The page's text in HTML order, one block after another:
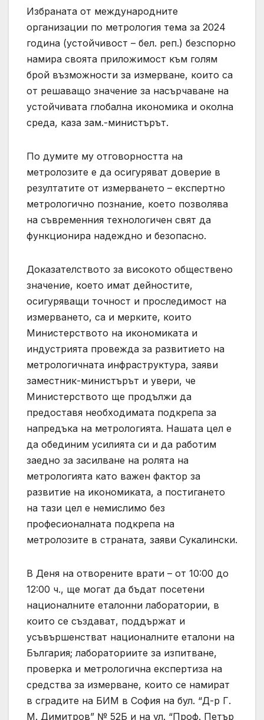
Избраната от международните
организации по метрология тема за 2024
година (устойчивост – бел. реп.) безспорно
намира своята приложимост към голям
брой възможности за измерване, които са
от решаващо значение за насърчаване на
устойчивата глобална икономика и околна
среда, каза зам.-министърът.
По думите му отговорността на
метролозите е да осигуряват доверие в
резултатите от измерването – експертно
метрологично познание, което позволява
на съвременния технологичен свят да
функционира надеждно и безопасно.
Доказателството за високото обществено
значение, което имат дейностите,
осигуряващи точност и проследимост на
измерването, са и мерките, които
Министерството на икономиката и
индустрията провежда за развитието на
метрологичната инфраструктура, заяви
заместник-министърът и увери, че
Министерството ще продължи да
предоставя необходимата подкрепа за
напредъка на метрологията. Нашата цeл е
да обединим усилията си и да работим
заедно за засилване на ролята на
метрологията като важен фактор за
развитие на икономиката, а постигането
на тази цел е немислимо без
професионалната подкрепа на
метролозите в страната, заяви Сукалински.
В Деня на отворените врати – от 10:00 до
12:00 ч., ще могат да бъдат посетени
националните еталонни лаборатории, в
които се създават, поддържат и
усъвършенстват националните еталони на
България; лабораториите за изпитване,
проверка и метрологична експертиза на
средства за измерване, които се намират
в сградите на БИМ в София на бул. “Д-р Г.
М. Димитров” № 52Б и на ул. “Проф. Петър